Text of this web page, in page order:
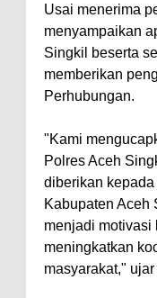
Usai menerima
menyampaikan
Singkil beserta
memberikan
Perhubungan.
"Kami
Polres Aceh
diberikan
Kabupaten Aceh
menjadi motivasi
meningkatkan
masyarakat,"